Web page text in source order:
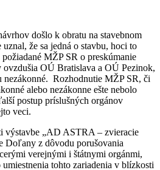
došlo k obratu na stavebnom
že sa jedná o stavbu, hoci to
MŽP SR o preskúmanie
OÚ Bratislava a OÚ Pezinok,
nezákonné. Rozhodnutie MŽP SR, či
alebo nezákonne ešte nebolo
postup príslušných orgánov
veci.
výstavbe „AD ASTRA – zvieracie
Doľany z dôvodu porušovania
verejnými i štátnymi orgánmi,
tohto zariadenia v blízkosti